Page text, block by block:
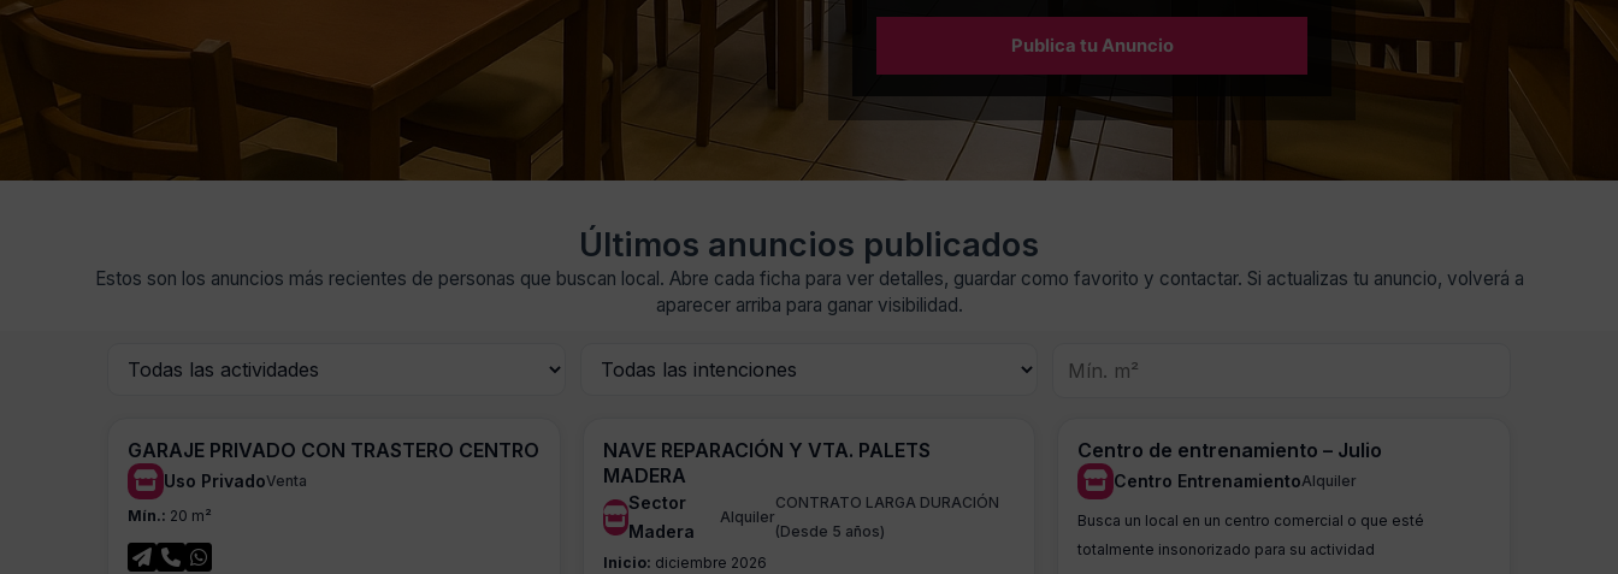
Publica tu Anuncio
Últimos anuncios publicados
Estos son los anuncios más recientes de personas que buscan local. Abre cada ficha para ver detalles, guardar como favorito y contactar. Si actualizas tu anuncio, volverá a
aparecer arriba para ganar visibilidad.
GARAJE PRIVADO CON TRASTERO CENTRO
Uso PrivadoVenta
Mín.: 20 m²
NAVE REPARACIÓN Y VTA. PALETS
MADERA
Sector
Madera
Alquiler
CONTRATO LARGA DURACIÓN
(Desde 5 años)
Inicio: diciembre 2026
Centro de entrenamiento – Julio
Centro EntrenamientoAlquiler
Busca un local en un centro comercial o que esté
totalmente insonorizado para su actividad